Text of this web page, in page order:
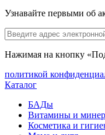
Узнавайте первыми об
Нажимая на кнопку
политикой
Каталог
БАДы
Витамины и
Косметика и